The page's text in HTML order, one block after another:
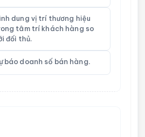
dung vị trí thương hiệu
tâm trí khách hàng so
đối thủ.
báo doanh số bán hàng.